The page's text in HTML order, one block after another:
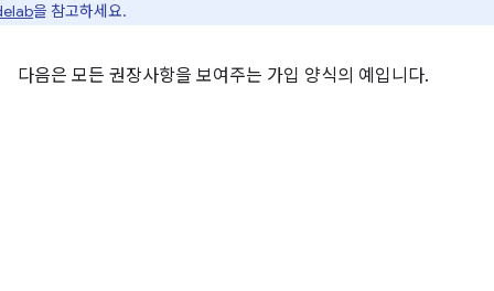
을 참고하세요.
다음은 모든 권장사항을 보여주는 가입 양식의 예입니다.